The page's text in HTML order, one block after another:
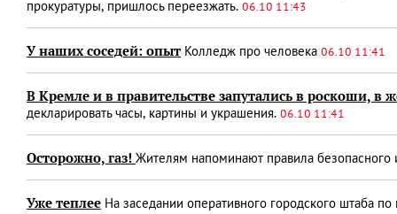
прокуратуры, пришлось переезжать. 06.10 11:43
У наших соседей: опыт Колледж про человека 06.10 11:41
В Кремле и в правительстве запутались в роскоши, в
декларировать часы, картины и украшения. 06.10 11:41
Осторожно, газ! Жителям напоминают правила безопасного
Уже теплее На заседании оперативного городского штаба